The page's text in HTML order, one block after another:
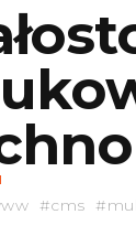
#cms